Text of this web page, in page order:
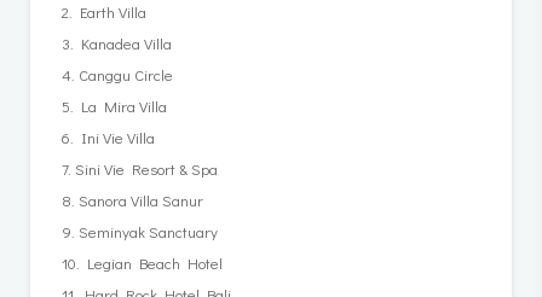
2. Earth Villa
3. Kanadea Villa
4. Canggu Circle
5. La Mira Villa
6. Ini Vie Villa
7. Sini Vie Resort & Spa
8. Sanora Villa Sanur
9. Seminyak Sanctuary
10. Legian Beach Hotel